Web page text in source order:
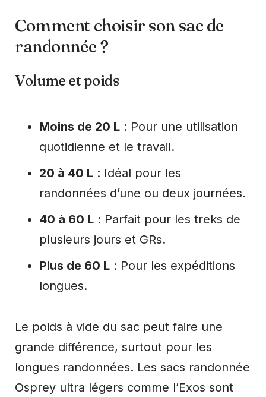
Comment choisir son sac de
randonnée ?
Volume et poids
Moins de 20 L : Pour une utilisation
quotidienne et le travail.
20 à 40 L : Idéal pour les
randonnées d’une ou deux journées.
40 à 60 L : Parfait pour les treks de
plusieurs jours et GRs.
Plus de 60 L : Pour les expéditions
longues.
Le poids à vide du sac peut faire une
grande différence, surtout pour les
longues randonnées. Les sacs randonnée
Osprey ultra légers comme l’Exos sont